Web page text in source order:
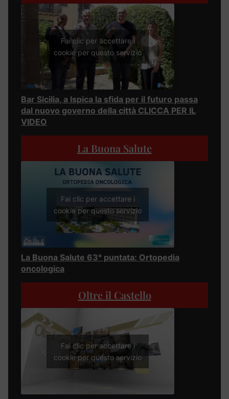
Fai clic per accettare i
cookie per questo servizio
Bar Sicilia, a Ispica la sfida per il futuro passa
dal nuovo governo della città CLICCA PER IL
VIDEO
La Buona Salute
Fai clic per accettare i
cookie per questo servizio
La Buona Salute 63° puntata: Ortopedia
oncologica
Oltre il Castello
Fai clic per accettare i
cookie per questo servizio